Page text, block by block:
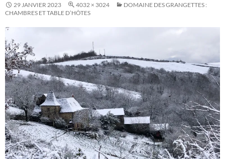
29 JANVIER 2023 4032 × 3024
DOMAINE DES GRANGETTES :
CHAMBRES ET TABLE D’HÔTES